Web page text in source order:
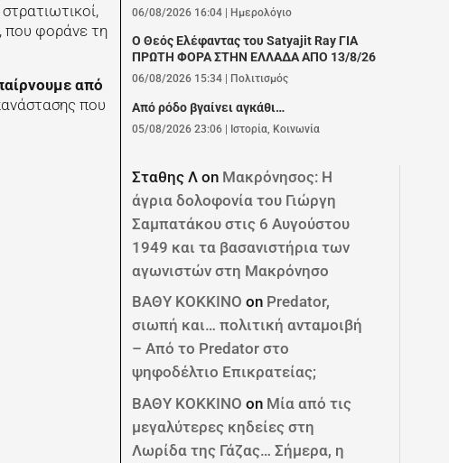
που φοράνε τη
από
που
06/08/2026 16:04 | Ημερολόγιο
Ο Θεός Ελέφαντας του Satyajit Ray ΓΙΑ
ΠΡΩΤΗ ΦΟΡΑ ΣΤΗΝ ΕΛΛΑΔΑ ΑΠΟ 13/8/26
06/08/2026 15:34 Πολιτισμός
Από ρόδο βγαίνει αγκάθι…
05/08/2026 23:06 | Ιστορία Κοινωνία
Σταθης Λ on Μακρόνησος: Η
άγρια δολοφονία του Γιώργη
Σαμπατάκου στις 6 Αυγούστου
1949 και τα βασανιστήρια των
αγωνιστών στη Μακρόνησο
ΒΑΘΥ ΚΟΚΚΙΝΟ on Predator,
σιωπή και… πολιτική ανταμοιβή
– Από το Predator στο
ψηφοδέλτιο Επικρατείας;
ΒΑΘΥ ΚΟΚΚΙΝΟ on Μία από τις
μεγαλύτερες κηδείες στη
Λωρίδα της Γάζας… Σήμερα, η